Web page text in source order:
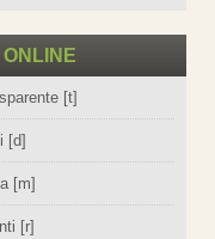
[t]
[d]
[m]
[r]